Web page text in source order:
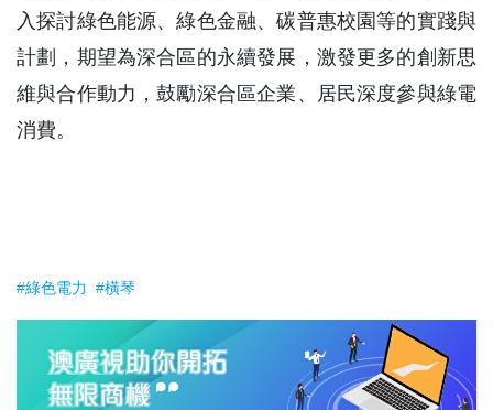
入探討綠色能源、綠色金融、碳普惠校園等的實踐與
計劃，期望為深合區的永續發展，激發更多的創新思
維與合作動力，鼓勵深合區企業、居民深度參與綠電
消費。
#綠色電力 #橫琴